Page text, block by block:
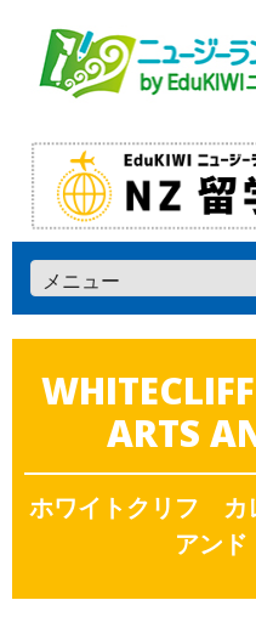
ARTS
ホワイトクリフ
アン